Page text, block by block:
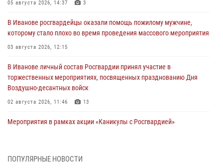
05 августа 2026, 14:37 3
В Иванове росгвардейцы оказали помощь пожилому мужчине,
которому стало плохо во время проведения массового мероприятия
03 августа 2026, 12:15
В Иванове личный состав Росгвардии принял участие в
торжественных мероприятиях, посвященных празднованию Дня
Воздушно-десантных войск
02 августа 2026, 11:46 13
Мероприятия в рамках акции «Каникулы с Росгвардией»
ПОПУЛЯРНЫЕ НОВОСТИ